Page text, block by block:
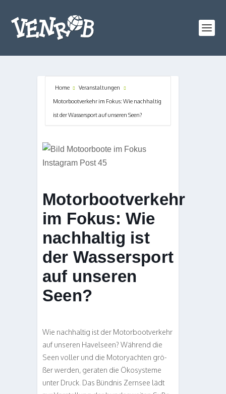
Home
Veranstaltungen
Motorbootverkehr im Fokus: Wie nachhaltig
ist der Wassersport auf unseren Seen?
Motorbootverkehr
im Fokus: Wie
nachhaltig ist
der Wassersport
auf unseren
Seen?
Wie nach­hal­tig ist der Motor­boot­ver­kehr
auf unse­ren Havel­seen? Wäh­rend die
Seen vol­ler und die Motor­yach­ten grö­
ßer wer­den, gera­ten die Öko­sys­teme
unter Druck. Das Bünd­nis Zern­see lädt